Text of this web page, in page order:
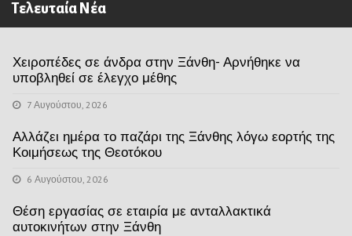
Τελευταία Νέα
Χειροπέδες σε άνδρα στην Ξάνθη- Αρνήθηκε να
υποβληθεί σε έλεγχο μέθης
7 Αυγούστου, 2026
Αλλάζει ημέρα το παζάρι της Ξάνθης λόγω εορτής της
Κοιμήσεως της Θεοτόκου
6 Αυγούστου, 2026
Θέση εργασίας σε εταιρία με ανταλλακτικά
αυτοκινήτων στην Ξάνθη